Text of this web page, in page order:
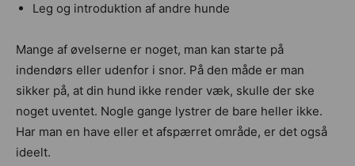
Leg og introduktion af andre hunde
Mange af øvelserne er noget, man kan starte på
indendørs eller udenfor i snor. På den måde er man
sikker på, at din hund ikke render væk, skulle der ske
noget uventet. Nogle gange lystrer de bare heller ikke.
Har man en have eller et afspærret område, er det også
ideelt.